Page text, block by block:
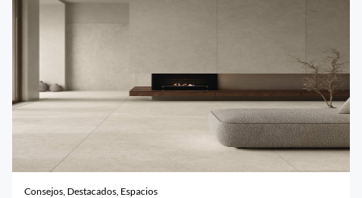
Consejos, Destacados, Espacios